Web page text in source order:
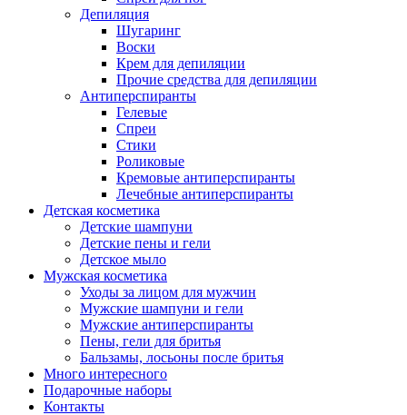
Депиляция
Шугаринг
Воски
Крем для депиляции
Прочие средства для депиляции
Антиперспиранты
Гелевые
Спреи
Стики
Роликовые
Кремовые антиперспиранты
Лечебные антиперспиранты
Детская косметика
Детские шампуни
Детские пены и гели
Детское мыло
Мужская косметика
Уходы за лицом для мужчин
Мужские шампуни и гели
Мужские антиперспиранты
Пены, гели для бритья
Бальзамы, лосьоны после бритья
Много интересного
Подарочные наборы
Контакты